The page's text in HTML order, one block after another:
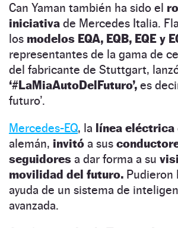
Can Yaman también ha sido el
iniciativa de Mercedes Italia.
los modelos EQA, EQB, EQE y
representantes de la gama de
del fabricante de Stuttgart,
‘#LaMiaAutoDelFuturo’, es
futuro’.
Mercedes-EQ, la línea eléctrica
alemán, invitó a sus
seguidores a dar forma a su
movilidad del futuro. Pudieron
ayuda de un sistema de
avanzada.